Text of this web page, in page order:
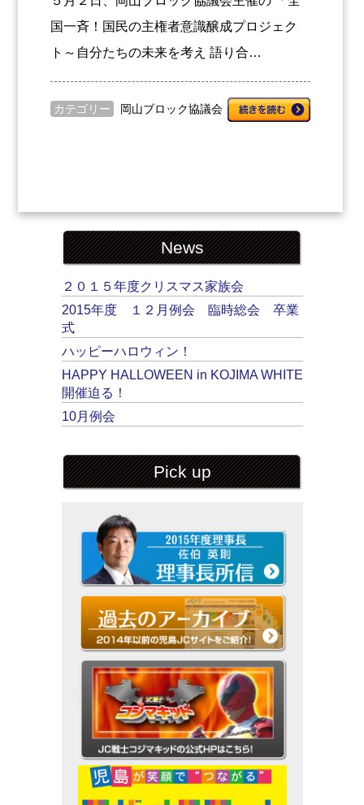
国一斉！国民の主権者意識醸成プロジェク
ト～自分たちの未来を考え 語り合…
カテゴリー 岡山ブロック協議会
News
２０１５年度クリスマス家族会
2015年度 １２月例会 臨時総会 卒業
式
ハッピーハロウィン！
HAPPY HALLOWEEN in KOJIMA WHITE
開催迫る！
10月例会
Pick up